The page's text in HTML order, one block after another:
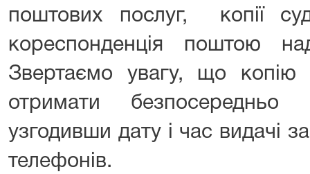
поштових послуг, копії
кореспонденція поштою
Звертаємо увагу, що
отримати
узгодивши дату і час видачі
телефонів.